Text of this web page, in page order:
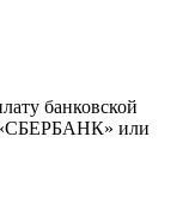
банковской
«СБЕРБАНК» или